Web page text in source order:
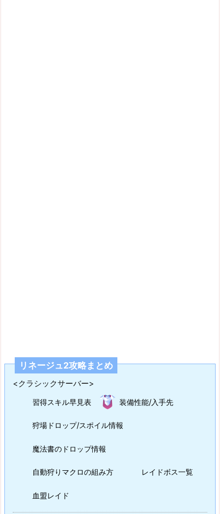
リネージュ2攻略まとめ
<クラシックサーバー>
習得スキル早見表 装備性能/入手先
狩場ドロップ/スポイル情報
魔法書のドロップ情報
自動狩りマクロの組み方 レイドボス一覧
血盟レイド